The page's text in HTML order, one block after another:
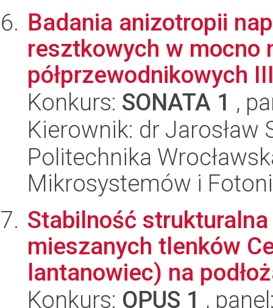
Badania anizotropii
resztkowych w mocno
półprzewodnikowych
Konkurs: SONATA 1 ,
Kierownik: dr Jarosław
Politechnika
Mikrosystemów i
Stabilność
mieszanych tlenków
lantanowiec) na
Konkurs: OPUS 1 ,